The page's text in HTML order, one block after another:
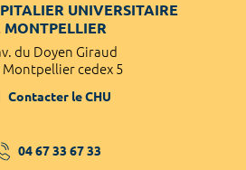
UNIVERSITAIRE
MONTPELLIER
du Doyen Giraud
Montpellier cedex 5
Contacter le CHU
04 67 33 67 33